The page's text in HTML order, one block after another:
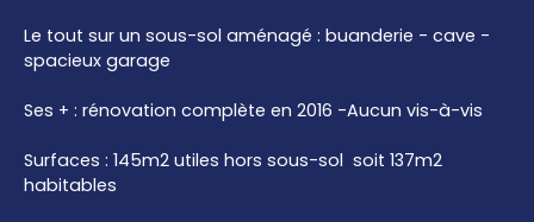
Le tout sur un sous-sol aménagé : buanderie - cave -
spacieux garage
Ses + : rénovation complète en 2016 -Aucun vis-à-vis
Surfaces : 145m2 utiles hors sous-sol soit 137m2
habitables